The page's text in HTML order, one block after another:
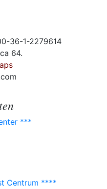
36-1-2279614
64.
***
Centrum ****